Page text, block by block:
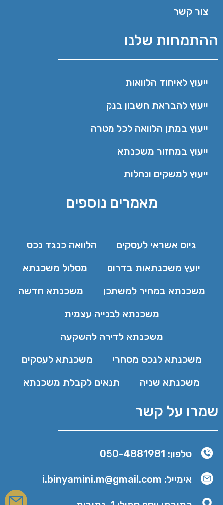
צור קשר
ההתמחות שלנו
ייעוץ לאיחוד הלוואות
ייעוץ להבראת חשבון בנק
ייעוץ במתן הלוואה לכל מטרה
ייעוץ במחזור משכנתא
ייעוץ למשקים ונחלות
מאמרים נוספים
גיוס אשראי לעסקים
הלוואה כנגד נכס
יועץ משכנתאות בדרום
מסלול משכנתא
משכנתא במחיר למשתכן
משכנתא חדשה
משכנתא לבנייה עצמית
משכנתא לדירה להשקעה
משכנתא לנכס מסחרי
משכנתא לעסקים
משכנתא שניה
תנאים לקבלת משכנתא
שמרו על קשר
טלפון: 050-4881981
אימייל: i.binyamini.m@gmail.com